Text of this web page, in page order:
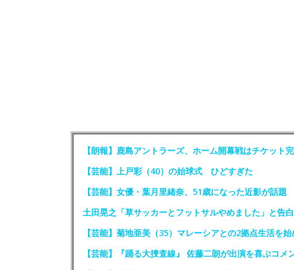
【朗報】鹿島アントラーズ、ホーム開幕戦はチケット
【芸能】上戸彩（40）の始球式 ひどすぎた
【芸能】女優・葉月里緒奈、51歳になった近影が話題
土田晃之「草サッカーとフットサルやめました」と告
【芸能】菊地亜美（35）マレーシアとの2拠点生活を
【芸能】『踊る大捜査線』 佐藤二朗が出演を喜ぶコメ